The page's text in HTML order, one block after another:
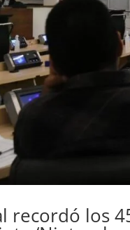
recordó los